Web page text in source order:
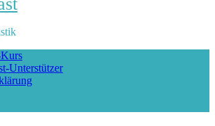
Unterstützer